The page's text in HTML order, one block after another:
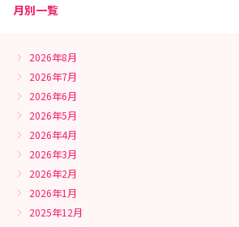
月別一覧
2026年8月
2026年7月
2026年6月
2026年5月
2026年4月
2026年3月
2026年2月
2026年1月
2025年12月